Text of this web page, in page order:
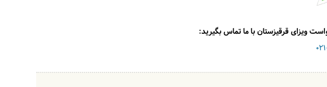
ویزای قرقیزستان با ما تماس بگیرید: